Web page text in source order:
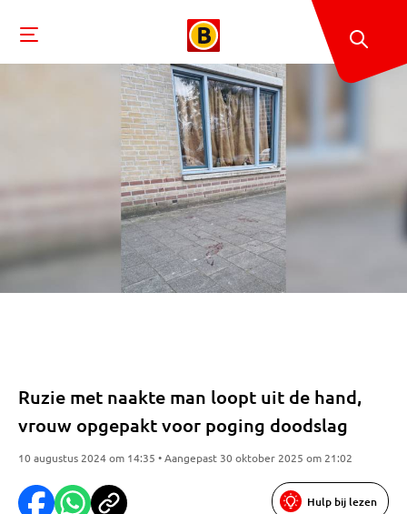
Ruzie met naakte man loopt uit de hand,
vrouw opgepakt voor poging doodslag
10 augustus 2024 om 14:35 • Aangepast 30 oktober 2025 om 21:02
Hulp bij lezen